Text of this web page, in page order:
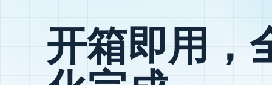
开箱即用，